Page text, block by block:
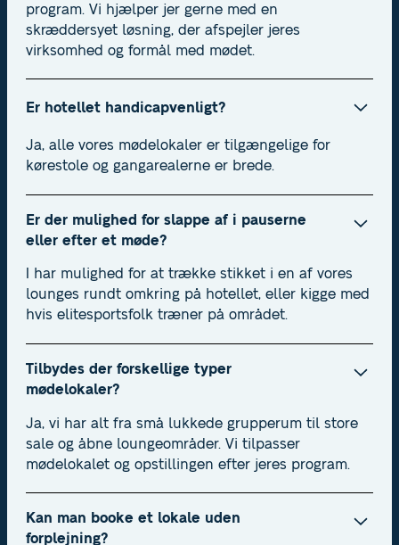
program. Vi hjælper jer gerne med en
skræddersyet løsning, der afspejler jeres
virksomhed og formål med mødet.
Er hotellet handicapvenligt?
Ja, alle vores mødelokaler er tilgængelige for
kørestole og gangarealerne er brede.
Er der mulighed for slappe af i pauserne
eller efter et møde?
I har mulighed for at trække stikket i en af vores
lounges rundt omkring på hotellet, eller kigge med
hvis elitesportsfolk træner på området.
Tilbydes der forskellige typer
mødelokaler?
Ja, vi har alt fra små lukkede grupperum til store
sale og åbne loungeområder. Vi tilpasser
mødelokalet og opstillingen efter jeres program.
Kan man booke et lokale uden
forplejning?